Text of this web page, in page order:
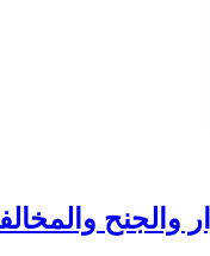
المرتكبة